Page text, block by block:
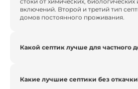
включений. Второй и третий тип
домов постоянного проживания.
Какой септик лучше для частного
Какие лучшие септики без